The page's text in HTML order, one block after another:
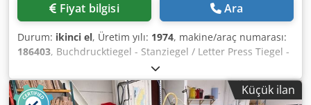
Fiyat bilgisi Ara
Durum: ikinci el, Üretim yılı: 1974, makine/araç numarası:
186403, Buchdrucktiegel - Stanziegel / Letter Press Tiegel -
DIE Cutter Heidelberg OHT Yıl 1974 - Seri No. 186 403 N
Boyut min.: 40 x 70mm - maks. 260 x 380mm Hız min.:
2.200 sph - maks. 5.500 sph Standart şase: 260 x 340mm
Küçük ilan